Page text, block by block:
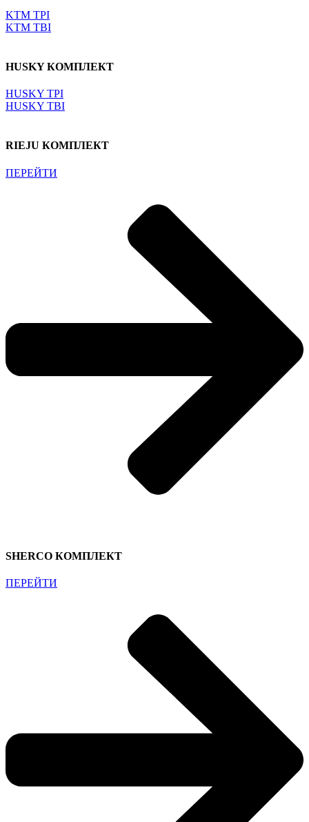
KTM TPI
KTM TBI
HUSKY КОМПЛЕКТ
HUSKY TPI
HUSKY TBI
RIEJU КОМПЛЕКТ
ПЕРЕЙТИ
SHERCO КОМПЛЕКТ
ПЕРЕЙТИ